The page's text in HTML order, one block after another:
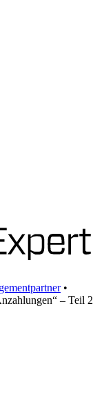
•
– Teil 2